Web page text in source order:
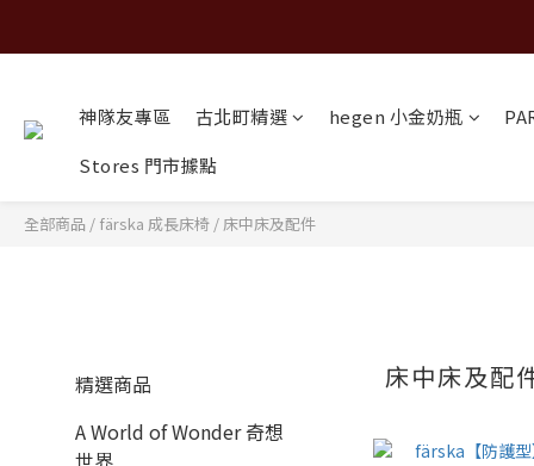
神隊友專區 古北町精選 hegen 小金奶瓶
Stores 門市據點
全部商品 / färska 成長床椅 / 床中床及配件
精選商品
A World of Wonder 奇想
世界
床中床及配